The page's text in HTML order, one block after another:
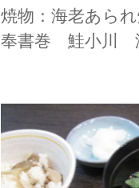
焼物：海老あ
奉書巻 鮭小川